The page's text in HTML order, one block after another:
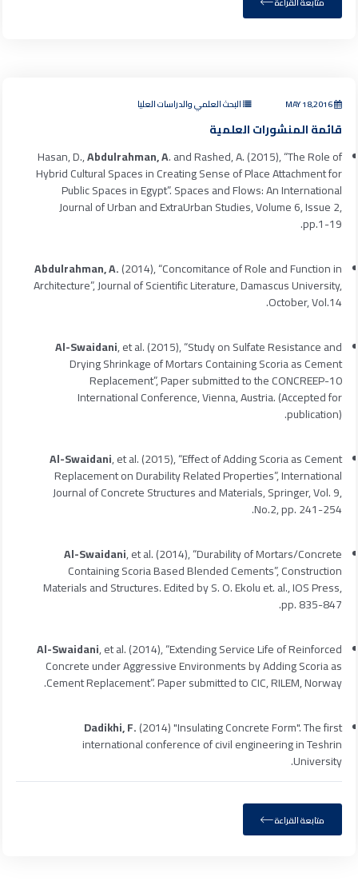
MAY 18,2016 البحث العلمي والدراسات العليا
قائمة المنشورات العلمية
Hasan, D.,Abdulrahman, A. and Rashed, A. (2015), “The Role of
Hybrid Cultural Spaces in Creating Sense of Place Attachment for
Public Spaces in Egypt”. Spaces and Flows: An International
Journal of Urban and ExtraUrban Studies, Volume 6, Issue 2,
pp.1-19.
Abdulrahman, A.(2014), “Concomitance of Role and Function in
Architecture”, Journal of Scientific Literature, Damascus University,
October, Vol.14.
Al-Swaidani, et al. (2015), “Study on Sulfate Resistance and
Drying Shrinkage of Mortars Containing Scoria as Cement
Replacement”, Paper submitted to the CONCREEP-10
International Conference, Vienna, Austria. (Accepted for
publication).
Al-Swaidani, et al. (2015), “Effect of Adding Scoria as Cement
Replacement on Durability Related Properties”, International
Journal of Concrete Structures and Materials, Springer, Vol. 9,
No.2, pp. 241-254.
Al-Swaidani, et al. (2014), “Durability of Mortars/Concrete
Containing Scoria Based Blended Cements”, Construction
Materials and Structures. Edited by S. O. Ekolu et. al., IOS Press,
pp. 835-847.
Al-Swaidani, et al. (2014), “Extending Service Life of Reinforced
Concrete under Aggressive Environments by Adding Scoria as
Cement Replacement”. Paper submitted to CIC, RILEM, Norway.
Dadikhi, F.(2014) "Insulating Concrete Form". The first
international conference of civil engineering in Teshrin
University.
متابعة القراءة